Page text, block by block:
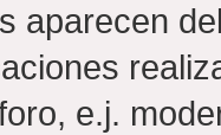
aparecen
e.j.